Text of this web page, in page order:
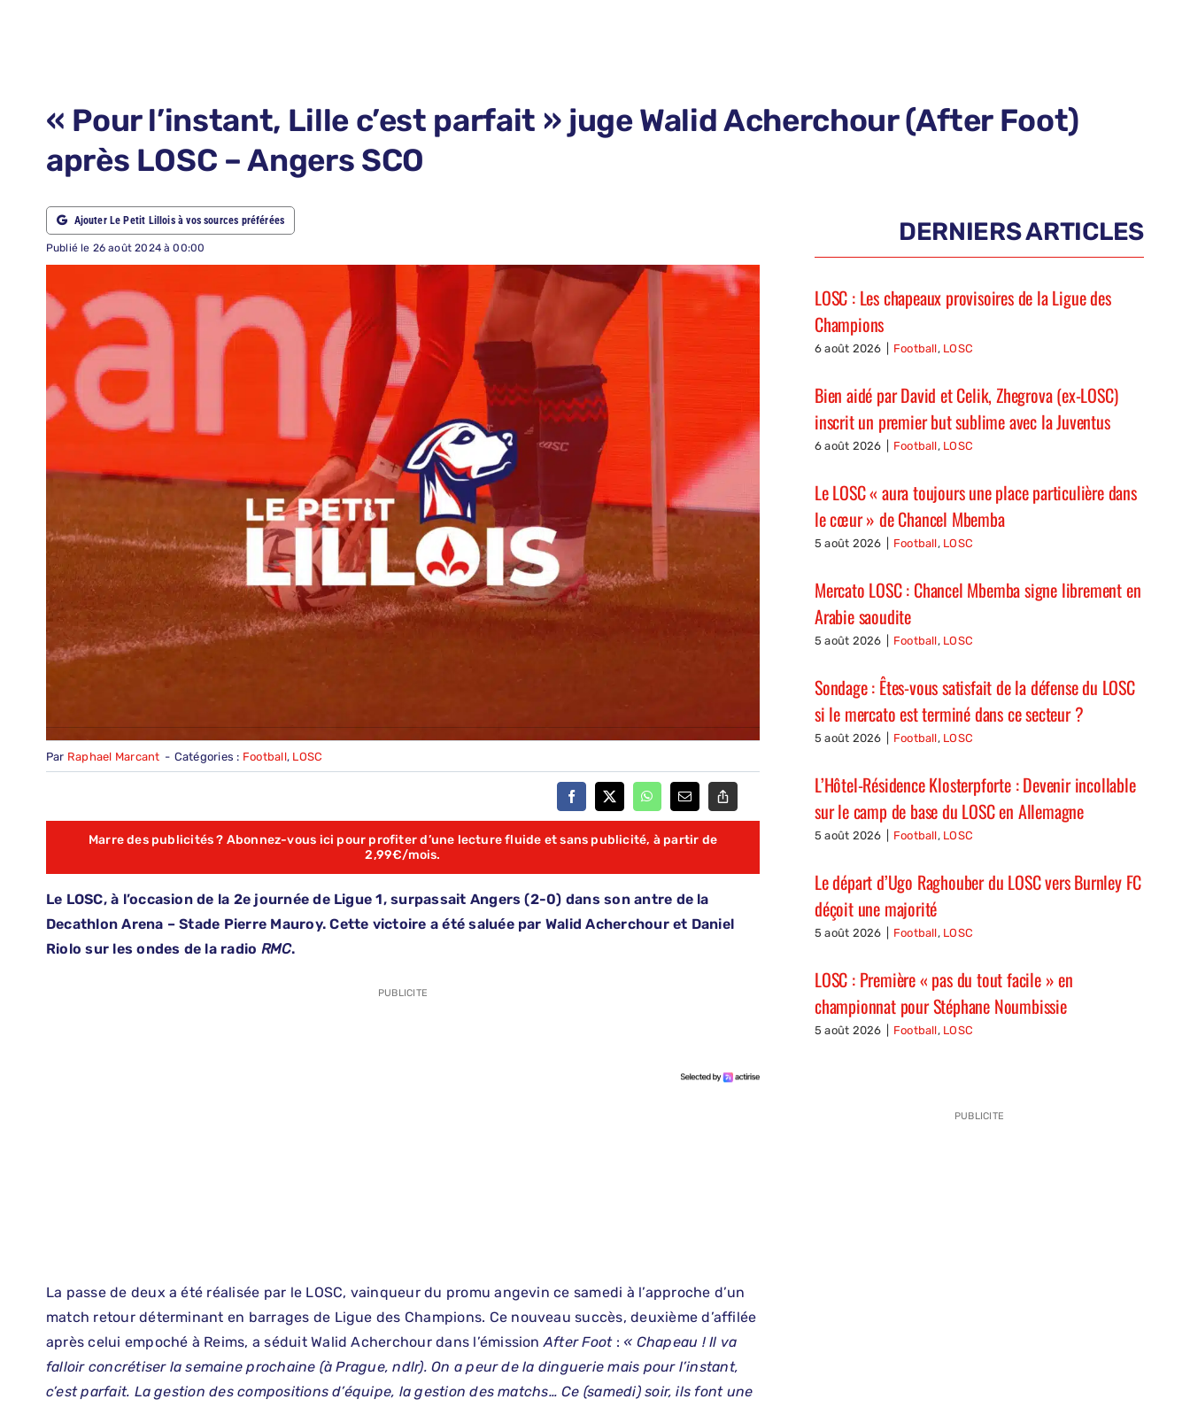
« Pour l’instant, Lille c’est parfait » juge Walid Acherchour (After Foot)
après LOSC – Angers SCO
Ajouter Le Petit Lillois à vos sources préférées
Publié le 26 août 2024 à 00:00
Par Raphael Marcant - Catégories : Football, LOSC
Marre des publicités ? Abonnez-vous ici pour profiter d’une lecture fluide et sans publicité, à partir de
2,99€/mois.
Le LOSC, à l’occasion de la 2e journée de Ligue 1, surpassait Angers (2-0) dans son antre de la
Decathlon Arena – Stade Pierre Mauroy. Cette victoire a été saluée par Walid Acherchour et Daniel
Riolo sur les ondes de la radio RMC.
PUBLICITE
La passe de deux a été réalisée par le LOSC, vainqueur du promu angevin ce samedi à l’approche d’un
match retour déterminant en barrages de Ligue des Champions. Ce nouveau succès, deuxième d’affilée
après celui empoché à Reims, a séduit Walid Acherchour dans l’émissionAfter Foot: « Chapeau ! Il va
falloir concrétiser la semaine prochaine (à Prague, ndlr). On a peur de la dinguerie mais pour l’instant,
c’est parfait. La gestion des compositions d’équipe, la gestion des matchs… Ce (samedi) soir, ils font une
DERNIERS ARTICLES
LOSC : Les chapeaux provisoires de la Ligue des
Champions
6 août 2026 Football, LOSC
Bien aidé par David et Celik, Zhegrova (ex-LOSC)
inscrit un premier but sublime avec la Juventus
6 août 2026 Football, LOSC
Le LOSC « aura toujours une place particulière dans
le cœur » de Chancel Mbemba
5 août 2026 Football, LOSC
Mercato LOSC : Chancel Mbemba signe librement en
Arabie saoudite
5 août 2026 Football, LOSC
Sondage : Êtes-vous satisfait de la défense du LOSC
si le mercato est terminé dans ce secteur ?
5 août 2026 Football, LOSC
L’Hôtel-Résidence Klosterpforte : Devenir incollable
sur le camp de base du LOSC en Allemagne
5 août 2026 Football, LOSC
Le départ d’Ugo Raghouber du LOSC vers Burnley FC
déçoit une majorité
5 août 2026 Football, LOSC
LOSC : Première « pas du tout facile » en
championnat pour Stéphane Noumbissie
5 août 2026 Football, LOSC
PUBLICITE